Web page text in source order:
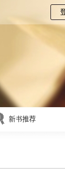
新书推荐